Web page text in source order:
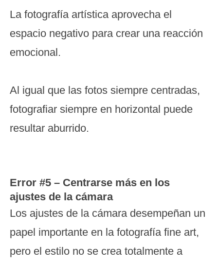
La fotografía artística aprovecha el
espacio negativo para crear una reacción
emocional.
Al igual que las fotos siempre centradas,
fotografiar siempre en horizontal puede
resultar aburrido.
Error #5 – Centrarse más en los
ajustes de la cámara
Los ajustes de la cámara desempeñan un
papel importante en la fotografía fine art,
pero el estilo no se crea totalmente a